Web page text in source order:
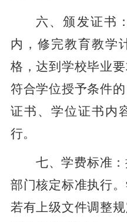
六、颁发证书
内，修完教育教学
格，达到学校毕业
符合学位授予条件
证书、学位证书内
行。
七、学费标准：
部门核定标准执行
若有上级文件调整